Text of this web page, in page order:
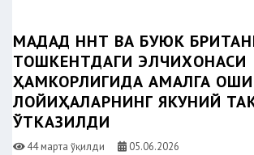
МАДАД ННТ ВА БУЮК
ТОШКЕНТДАГИ ЭЛЧИХОНАСИ
ҲАМКОРЛИГИДА АМАЛГА
ЛОЙИҲАЛАРНИНГ ЯКУНИЙ
ЎТКАЗИЛДИ
44 марта ўқилди 05.06.2026